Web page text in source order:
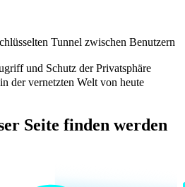
Tunnel zwischen Benutzern
und Schutz der Privatsphäre
der vernetzten Welt von heute
Seite finden werden